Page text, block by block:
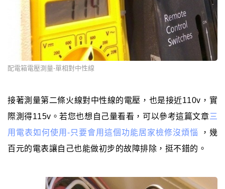
配電箱電壓測量-單相對中性線
接著測量第二條火線對中性線的電壓，也是接近110v，實
際測得115v。若您也想自己量看看，可以參考這篇文章三
用電表如何使用-只要會用這個功能居家檢修沒煩惱 ，幾
百元的電表讓自己也能做初步的故障排除，挺不錯的。